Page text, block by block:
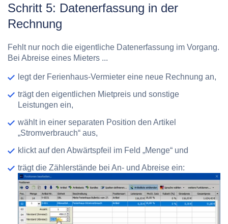
Schritt 5: Datenerfassung in der
Rechnung
Fehlt nur noch die eigentliche Datenerfassung im Vorgang.
Bei Abreise eines Mieters ...
legt der Ferienhaus-Vermieter eine neue Rechnung an,
trägt den eigentlichen Mietpreis und sonstige
Leistungen ein,
wählt in einer separaten Position den Artikel
„Stromverbrauch“ aus,
klickt auf den Abwärtspfeil im Feld „Menge“ und
trägt die Zählerstände bei An- und Abreise ein: